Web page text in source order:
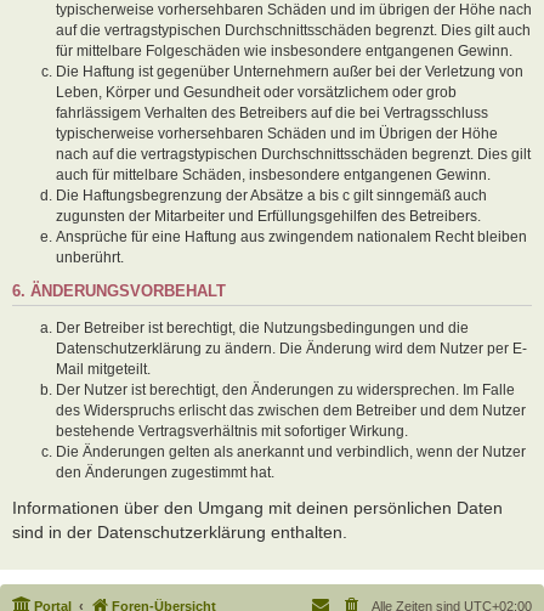
typischerweise vorhersehbaren Schäden und im übrigen der Höhe nach
auf die vertragstypischen Durchschnittsschäden begrenzt. Dies gilt auch
für mittelbare Folgeschäden wie insbesondere entgangenen Gewinn.
Die Haftung ist gegenüber Unternehmern außer bei der Verletzung von
Leben, Körper und Gesundheit oder vorsätzlichem oder grob
fahrlässigem Verhalten des Betreibers auf die bei Vertragsschluss
typischerweise vorhersehbaren Schäden und im Übrigen der Höhe
nach auf die vertragstypischen Durchschnittsschäden begrenzt. Dies gilt
auch für mittelbare Schäden, insbesondere entgangenen Gewinn.
Die Haftungsbegrenzung der Absätze a bis c gilt sinngemäß auch
zugunsten der Mitarbeiter und Erfüllungsgehilfen des Betreibers.
Ansprüche für eine Haftung aus zwingendem nationalem Recht bleiben
unberührt.
6. ÄNDERUNGSVORBEHALT
Der Betreiber ist berechtigt, die Nutzungsbedingungen und die
Datenschutzerklärung zu ändern. Die Änderung wird dem Nutzer per E-
Mail mitgeteilt.
Der Nutzer ist berechtigt, den Änderungen zu widersprechen. Im Falle
des Widerspruchs erlischt das zwischen dem Betreiber und dem Nutzer
bestehende Vertragsverhältnis mit sofortiger Wirkung.
Die Änderungen gelten als anerkannt und verbindlich, wenn der Nutzer
den Änderungen zugestimmt hat.
Informationen über den Umgang mit deinen persönlichen Daten
sind in der Datenschutzerklärung enthalten.
Portal Foren-Übersicht Alle Zeiten sind UTC+02:00